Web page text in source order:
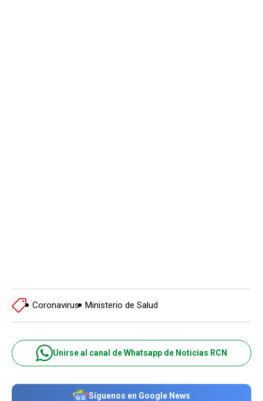
Coronavirus Ministerio de Salud
Unirse al canal de Whatsapp de Noticias RCN
Síguenos en Google News